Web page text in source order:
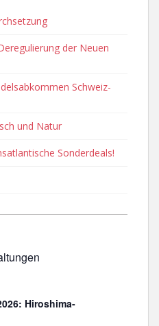
der Neuen
Schweiz-
und Natur
Sonderdeals!
Hiroshima-